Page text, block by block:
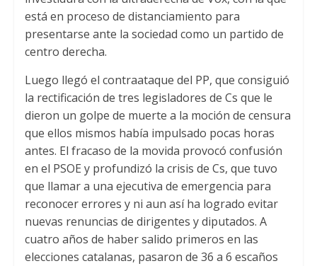
está en proceso de distanciamiento para
presentarse ante la sociedad como un partido de
centro derecha.
Luego llegó el contraataque del PP, que consiguió
la rectificación de tres legisladores de Cs que le
dieron un golpe de muerte a la moción de censura
que ellos mismos había impulsado pocas horas
antes. El fracaso de la movida provocó confusión
en el PSOE y profundizó la crisis de Cs, que tuvo
que llamar a una ejecutiva de emergencia para
reconocer errores y ni aun así ha logrado evitar
nuevas renuncias de dirigentes y diputados. A
cuatro años de haber salido primeros en las
elecciones catalanas, pasaron de 36 a 6 escaños